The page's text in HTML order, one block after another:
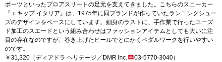
ポーツといったプロアスリートの足元を支えてきました。こちらのスニーカー
『エキップ イタリア』は、1975年に同ブランドが作っていたランニングシュー
ズのデザインをベースにしています。細身のラストに、手作業で行ったユーズ
ド加工のスエードという組み合わせはファッションアイテムとしても大いに注
目の存在なのですが、巻き上げたヒールでとにかくペダルワークを行いやすい
のです。
￥31,320（ディアドラ ヘリテージ／DMR Inc.
03-5770-3040）